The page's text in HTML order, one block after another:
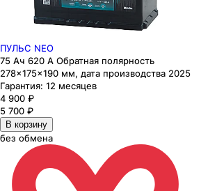
ПУЛЬС NEO
75 Ач 620 А Обратная полярность
278×175×190 мм, дата производства 2025
Гарантия: 12 месяцев
4 900 ₽
5 700 ₽
В корзину
без обмена